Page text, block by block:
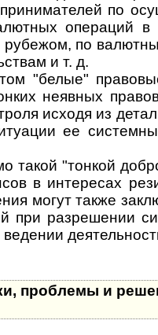
по
опера­ций
рубе­жом, по
и т. д.
"белые"
неяв­ных
исходя из
ее
такой "тонкой
в инте­ресах
могут также
при раз­ре­шении
веде­нии
проблемы и